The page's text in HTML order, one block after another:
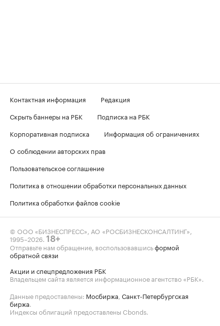
Контактная информация
Редакция
Скрыть баннеры на РБК
Подписка на РБК
Корпоративная подписка
Информация об ограничениях
О соблюдении авторских прав
Пользовательское соглашение
Политика в отношении обработки персональных данных
Политика обработки файлов cookie
© ООО «БИЗНЕСПРЕСС», АО «РОСБИЗНЕСКОНСАЛТИНГ»,
1995–2026. 18+
Отправьте нам обращение, воспользовавшисьформой
обратной связи
Акции и спецпредложения РБК
Владельцем сайта является информационное агентство «РБК».
Данные предоставлены: Мосбиржа, Санкт-Петербургская
биржа.
Индексы облигаций предоставлены Cbonds.